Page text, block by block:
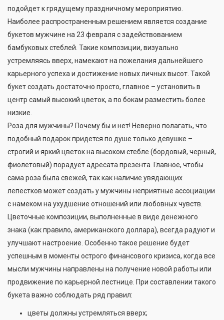
подойдет к грядущему праздничному мероприятию.
Наиболее распространенным решением является создание
букетов мужчине на 23 февраля с задействованием
бамбуковых стеблей. Такие композиции, визуально
устремляясь вверх, намекают на пожелания дальнейшего
карьерного успеха и достижение новых личных высот. Такой
букет создать достаточно просто, главное – установить в
центр самый высокий цветок, а по бокам разместить более
низкие.
Роза для мужчины? Почему бы и нет! Неверно полагать, что
подобный подарок придется по душе только девушке –
строгий и яркий цветок на высоком стебле (бордовый, черный,
фиолетовый) порадует адресата презента. Главное, чтобы
сама роза была свежей, так как наличие увядающих
лепестков может создать у мужчины неприятные ассоциации
с намеком на ухудшение отношений или любовных чувств.
Цветочные композиции, выполненные в виде денежного
знака (как правило, американского доллара), всегда радуют и
улучшают настроение. Особенно такое решение будет
успешным в моменты острого финансового кризиса, когда все
мысли мужчины направлены на получение новой работы или
продвижение по карьерной лестнице. При составлении такого
букета важно соблюдать ряд правил:
цветы должны устремляться вверх;